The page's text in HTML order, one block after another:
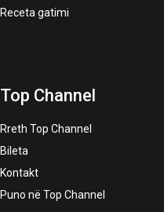
Receta gatimi
Top Channel
Rreth Top Channel
Bileta
Kontakt
Puno në Top Channel